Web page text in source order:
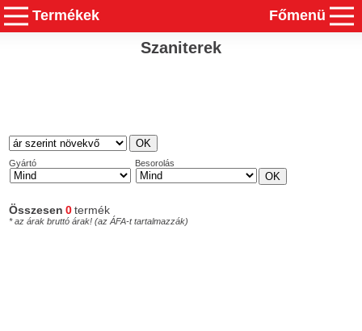
Termékek Főmenü
Szaniterek
Gyártó Besorolás
Összesen 0 termék
* az árak bruttó árak! (az ÁFA-t tartalmazzák)